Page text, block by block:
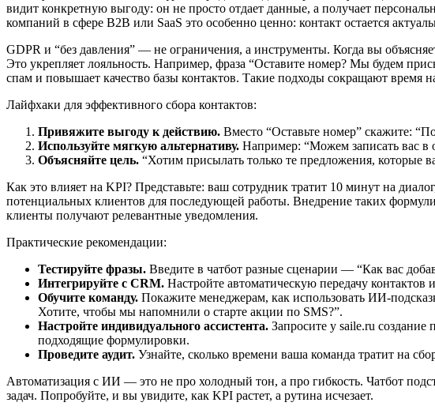
видит конкретную выгоду: он не просто отдает данные, а получает
компаний в сфере B2B или SaaS это особенно ценно: контакт остается
GDPR и “без давления” — не ограничения, а инструменты. Когда вы
Это укрепляет лояльность. Например, фраза “Оставите номер? Мы будем
спам и повышает качество базы контактов. Такие подходы сокращают время
Лайфхаки для эффективного сбора контактов:
Привяжите выгоду к действию. Вместо “Оставьте номер” скажите:
Используйте мягкую альтернативу. Например: “Можем записать вас в
Объясняйте цель. “Хотим присылать только те предложения,
Как это влияет на KPI? Представьте: ваш сотрудник тратит 10 минут на
потенциальных клиентов для последующей работы. Внедрение таких
клиенты получают релевантные уведомления.
Практические рекомендации:
Тестируйте фразы. Введите в чатбот разные сценарии — “Как вас
Интегрируйте с CRM. Настройте автоматическую передачу
Обучите команду. Покажите менеджерам, как использовать ИИ-
Хотите, чтобы мы напомнили о старте акции по SMS?”.
Настройте индивидуального ассистента. Запросите у saile.ru
подходящие формулировки.
Проведите аудит. Узнайте, сколько времени ваша команда тратит на
Автоматизация с ИИ — это не про холодный тон, а про гибкость. Чатбот
задач. Попробуйте, и вы увидите, как KPI растет, а рутина исчезает.